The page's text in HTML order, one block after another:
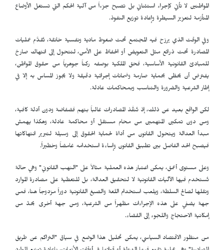
المواطنين لا تأتي كإجراء استثناني بل تصبح جزءاً من آلية الحكم التي تستغل الأوضاع
المتأزمة لتعزيز السيطرة وإعادة توزيع النفوذ.
وفي الوقت الذي يرزح فيه المجتمع تحت ضغوط مادية ونفسية خانقة، تُقدَّم عمليات
المصادرة تحت ذرائع مثل التعويض أو الحفاظ على الأمن، لتتحول إلى انتهاك صارخ
للمبادئ القانونية الأساسية، فحق الملكية بوصفه ركناً جوهرياً من حقوق المواطن،
يفترض أن يحظى بحماية صارمة وضمانات إجرائية دقيقة ولا يجوز المساس به إلا في
إطار الشرعية والضرورة والتناسب وبمحاكمات عادلة.
لكن الواقع بعيد عن ذلك، إذ تُنفَّذ المصادرات غالباً بتهم فضفاضة ودون أدلة كافية،
ومن دون تمكين المتهمين من محام مستقل أو محاكمة عادلة، وهكذا يهمش
مبدأ العدالة ويتحول القانون من أداة لحماية الحقوق إلى وسيلة لتبرير انتهاكاتها
فيصبح الحد الفاصل بين تطبيق القانون وإساءة استخدامه غامضاً وخطيراً.
وعلى مستوى أعمق، يمكن اعتبار هذه العملية مثالاً على "النهب القانوني" وهي حالة
تُستخدم فيها الآليات القانونية لا لتحقيق العدالة، بل للتغطية على مصادرة الموارد
ونقلها لصالح السلطة، ويلعب استخدام اللغة والصيغ القانونية دوراً مزدوجاً هنا، فمن
جهة يضفي على هذه الإجراءات مظهراً من الشرعية، ومن جهة أخرى يحدّ من
إمكانية الاحتجاج واللجوء إلى القضاء.
من منظور الاقتصاد السياسي، يمكن تحليل هذا الوضع في سياق "التراكم عن طريق